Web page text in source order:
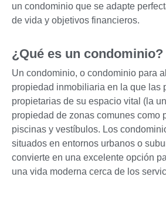
un condominio que se adapte
de vida y objetivos financieros.
¿Qué es un condominio?
Un condominio, o condominio para
propiedad inmobiliaria en la que las
propietarias de su espacio vital (la
propiedad de zonas comunes como
piscinas y vestíbulos. Los
situados en entornos urbanos o
convierte en una excelente opción
una vida moderna cerca de los